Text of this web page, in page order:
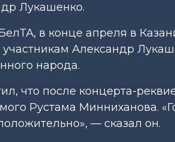
Лукашенко.
в конце апреля в
Александр
народа.
что после концерта-
Рустама Минниханова.
— сказал он.